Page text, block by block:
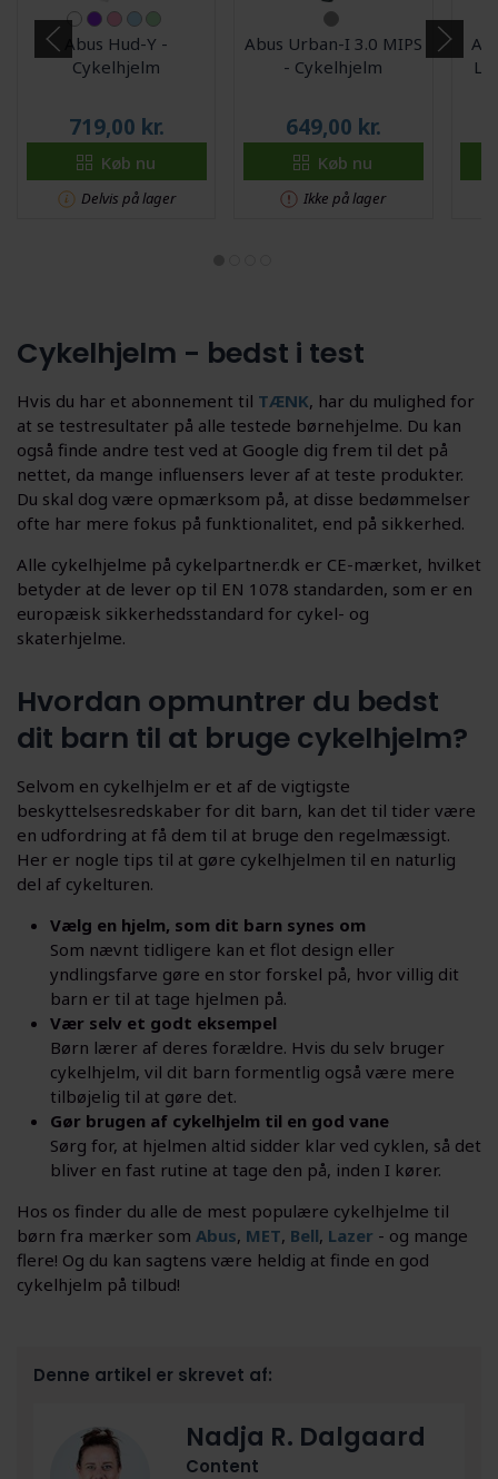
Abus Hud-Y -
Cykelhjelm
719,00 kr.
Køb nu
Delvis på lager
Abus Urban-I 3.0 MIPS
- Cykelhjelm
649,00 kr.
Køb nu
Ikke på lager
Cykelhjelm - bedst i test
Hvis du har et abonnement til TÆNK, har du mulighed for
at se testresultater på alle testede børnehjelme. Du kan
også finde andre test ved at Google dig frem til det på
nettet, da mange influensers lever af at teste produkter.
Du skal dog være opmærksom på, at disse bedømmelser
ofte har mere fokus på funktionalitet, end på sikkerhed.
Alle cykelhjelme på cykelpartner.dk er CE-mærket, hvilket
betyder at de lever op til EN 1078 standarden, som er en
europæisk sikkerhedsstandard for cykel- og
skaterhjelme.
Hvordan opmuntrer du bedst
dit barn til at bruge cykelhjelm?
Selvom en cykelhjelm er et af de vigtigste
beskyttelsesredskaber for dit barn, kan det til tider være
en udfordring at få dem til at bruge den regelmæssigt.
Her er nogle tips til at gøre cykelhjelmen til en naturlig
del af cykelturen.
Vælg en hjelm, som dit barn synes om
Som nævnt tidligere kan et flot design eller
yndlingsfarve gøre en stor forskel på, hvor villig dit
barn er til at tage hjelmen på.
Vær selv et godt eksempel
Børn lærer af deres forældre. Hvis du selv bruger
cykelhjelm, vil dit barn formentlig også være mere
tilbøjelig til at gøre det.
Gør brugen af cykelhjelm til en god vane
Sørg for, at hjelmen altid sidder klar ved cyklen, så det
bliver en fast rutine at tage den på, inden I kører.
Hos os finder du alle de mest populære cykelhjelme til
børn fra mærker som Abus, MET, Bell, Lazer - og mange
flere! Og du kan sagtens være heldig at finde en god
cykelhjelm på tilbud!
Denne artikel er skrevet af:
Nadja R. Dalgaard
Content